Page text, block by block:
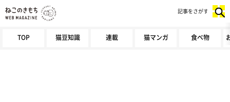
TOP 猫豆知識 連載 猫マンガ 食べ物
記事をさがす